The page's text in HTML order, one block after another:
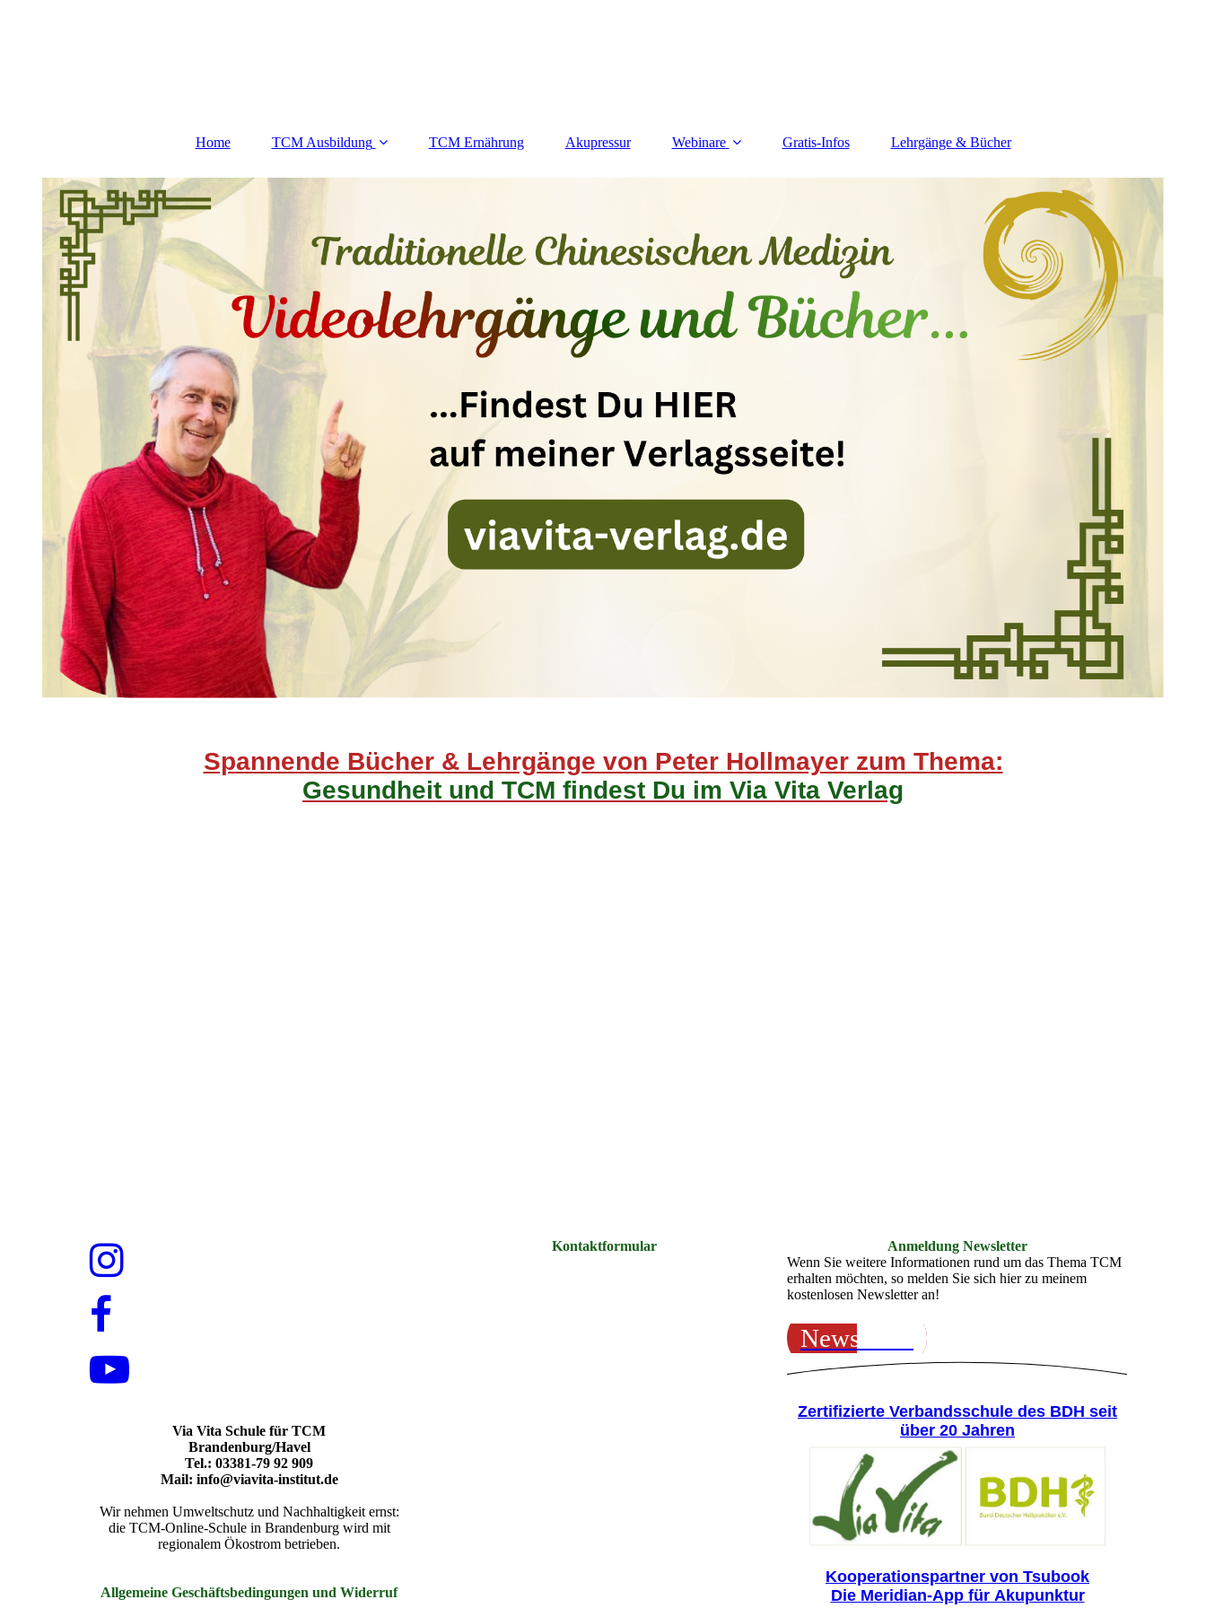
Home TCM Ausbildung TCM Ernährung Akupressur Webinare Gratis-Infos Lehrgänge & Bücher
Spannende Bücher & Lehrgänge von Peter Hollmayer zum Thema:
Gesundheit und TCM findest Du im Via Vita Verlag
Via Vita Schule für TCM
Brandenburg/Havel
Tel.: 03381-79 92 909
Mail: info@viavita-institut.de
Wir nehmen Umweltschutz und Nachhaltigkeit ernst:
die TCM-Online-Schule in Brandenburg wird mit
regionalem Ökostrom betrieben.
Allgemeine Geschäftsbedingungen und Widerruf
Kontaktformular
Anmeldung Newsletter
Wenn Sie weitere Informationen rund um das Thema TCM
erhalten möchten, so melden Sie sich hier zu meinem
kostenlosen Newsletter an!
Newsletter
Zertifizierte Verbandsschule des BDH seit
über 20 Jahren
Kooperationspartner von Tsubook
Die Meridian-App für Akupunktur